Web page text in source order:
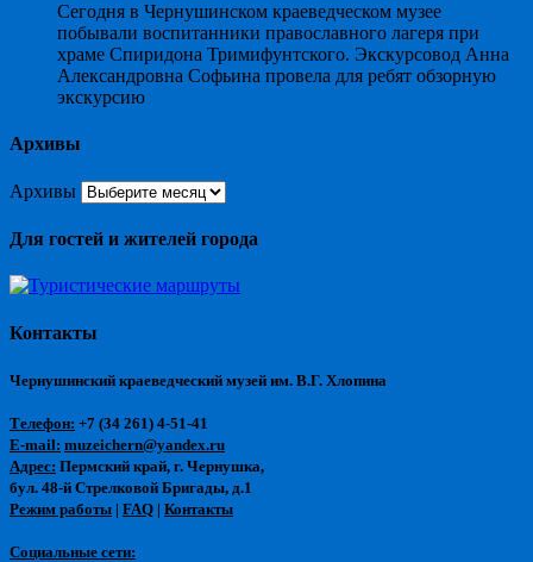
Сегодня в Чернушинском краеведческом музее
побывали воспитанники православного лагеря при
храме Спиридона Тримифунтского. Экскурсовод Анна
Александровна Софьина провела для ребят обзорную
экскурсию
Архивы
Архивы
Для гостей и жителей города
Контакты
Чернушинский краеведческий музей им. В.Г. Хлопина
Телефон: +7 (34 261) 4-51-41
E-mail: muzeichern@yandex.ru
Адрес: Пермский край, г. Чернушка,
бул. 48-й Стрелковой Бригады, д.1
Режим работы | FAQ | Контакты
Социальные сети: